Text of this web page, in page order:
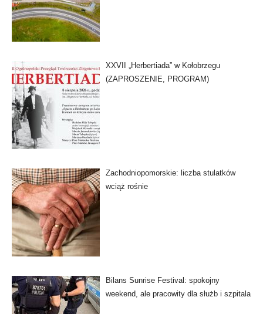
XXVII „Herbertiada” w Kołobrzegu
(ZAPROSZENIE, PROGRAM)
Zachodniopomorskie: liczba stulatków
wciąż rośnie
Bilans Sunrise Festival: spokojny
weekend, ale pracowity dla służb i szpitala